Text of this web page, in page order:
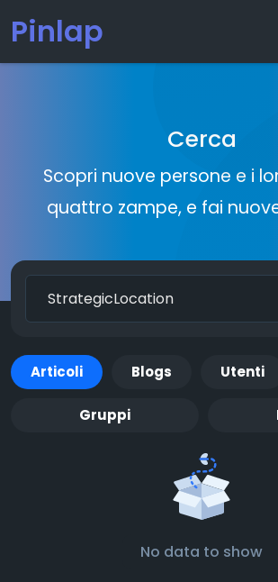
Pinlap
Cerca
Scopri nuove persone e i
quattro zampe, e fai
Articoli Blogs Utenti
Gruppi
No data to show